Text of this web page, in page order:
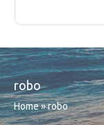
robo
Home»robo